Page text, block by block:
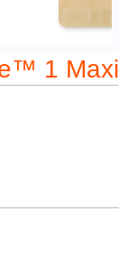
1 Maxi